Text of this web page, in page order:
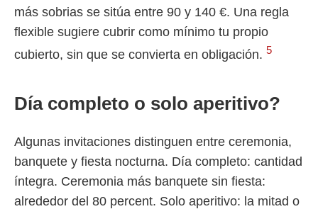
más sobrias se sitúa entre 90 y 140 €. Una regla
flexible sugiere cubrir como mínimo tu propio
cubierto, sin que se convierta en obligación. 5
Día completo o solo aperitivo?
Algunas invitaciones distinguen entre ceremonia,
banquete y fiesta nocturna. Día completo: cantidad
íntegra. Ceremonia más banquete sin fiesta:
alrededor del 80 percent. Solo aperitivo: la mitad o